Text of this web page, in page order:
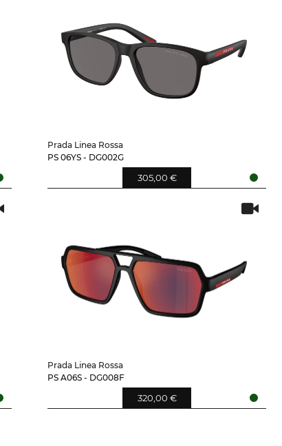
Prada Linea Rossa
PS 06YS - DG002G
305,00 €
Prada Linea Rossa
PS A06S - DG008F
320,00 €